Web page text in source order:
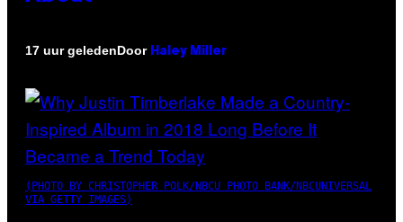
17 uur geledenDoor Haley Miller
(PHOTO BY CHRISTOPHER POLK/NBCU PHOTO BANK/NBCUNIVERSAL
VIA GETTY IMAGES)